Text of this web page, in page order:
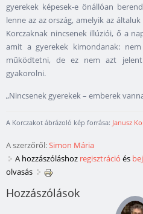
gyerekek képesek-e önállóan
lenne az az ország, amelyik az
Korczaknak nincsenek illúziói, ő a
amit a gyerekek kimondanak:
működtetni, de ez nem azt
gyakorolni.
„Nincsenek gyerekek – emberek
A Korczakot ábrázoló kép forrása: Janusz
A szerzőről:Simon Mária
A hozzászóláshoz regisztráció és
olvasás
Hozzászólások